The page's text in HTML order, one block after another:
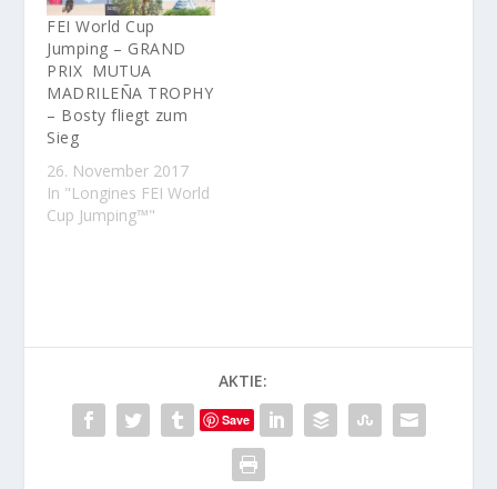
FEI World Cup
Jumping – GRAND
PRIX MUTUA
MADRILEÑA TROPHY
– Bosty fliegt zum
Sieg
26. November 2017
In "Longines FEI World
Cup Jumping™"
AKTIE:
Save